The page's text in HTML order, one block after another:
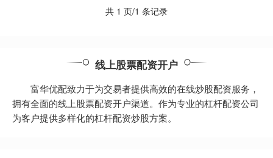
共 1 页/1 条记录
线上股票配资开户
富华优配致力于为交易者提供高效的在线炒股配资服务，
拥有全面的线上股票配资开户渠道。作为专业的杠杆配资公司
为客户提供多样化的杠杆配资炒股方案。